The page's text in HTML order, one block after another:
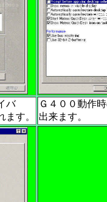
バ
す。
Ｇ４００動作
出来ます。